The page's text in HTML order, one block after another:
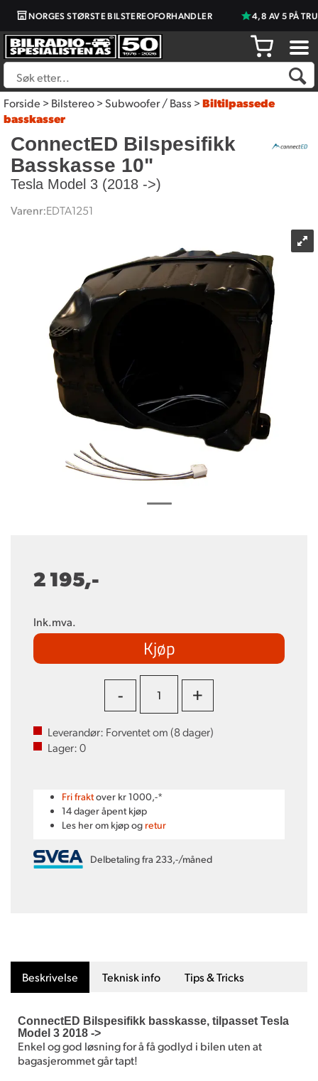
NORGES STØRSTE BILSTEREOFORHANDLER 4,8 AV 5 PÅ
Forside>Bilstereo>Subwoofer / Bass>Biltilpassede
basskasser
ConnectED Bilspesifikk
Basskasse 10"
Tesla Model 3 (2018 ->)
Varenr:EDTA1251
2 195,-
Ink.mva.
Kjøp
- +
Leverandør: Forventet om (8dager)
Lager:0
Fri fraktover kr 1000,-*
14 dager åpent kjøp
Les her om kjøp og retur
Delbetaling fra 233,-/måned
Beskrivelse Teknisk info Tips & Tricks
ConnectED Bilspesifikk basskasse, tilpasset Tesla
Model 3 2018 ->
Enkel og god løsning for å få godlyd i bilen uten at
bagasjerommet går tapt!